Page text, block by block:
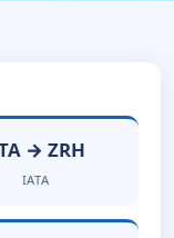
→ ZRH
IATA